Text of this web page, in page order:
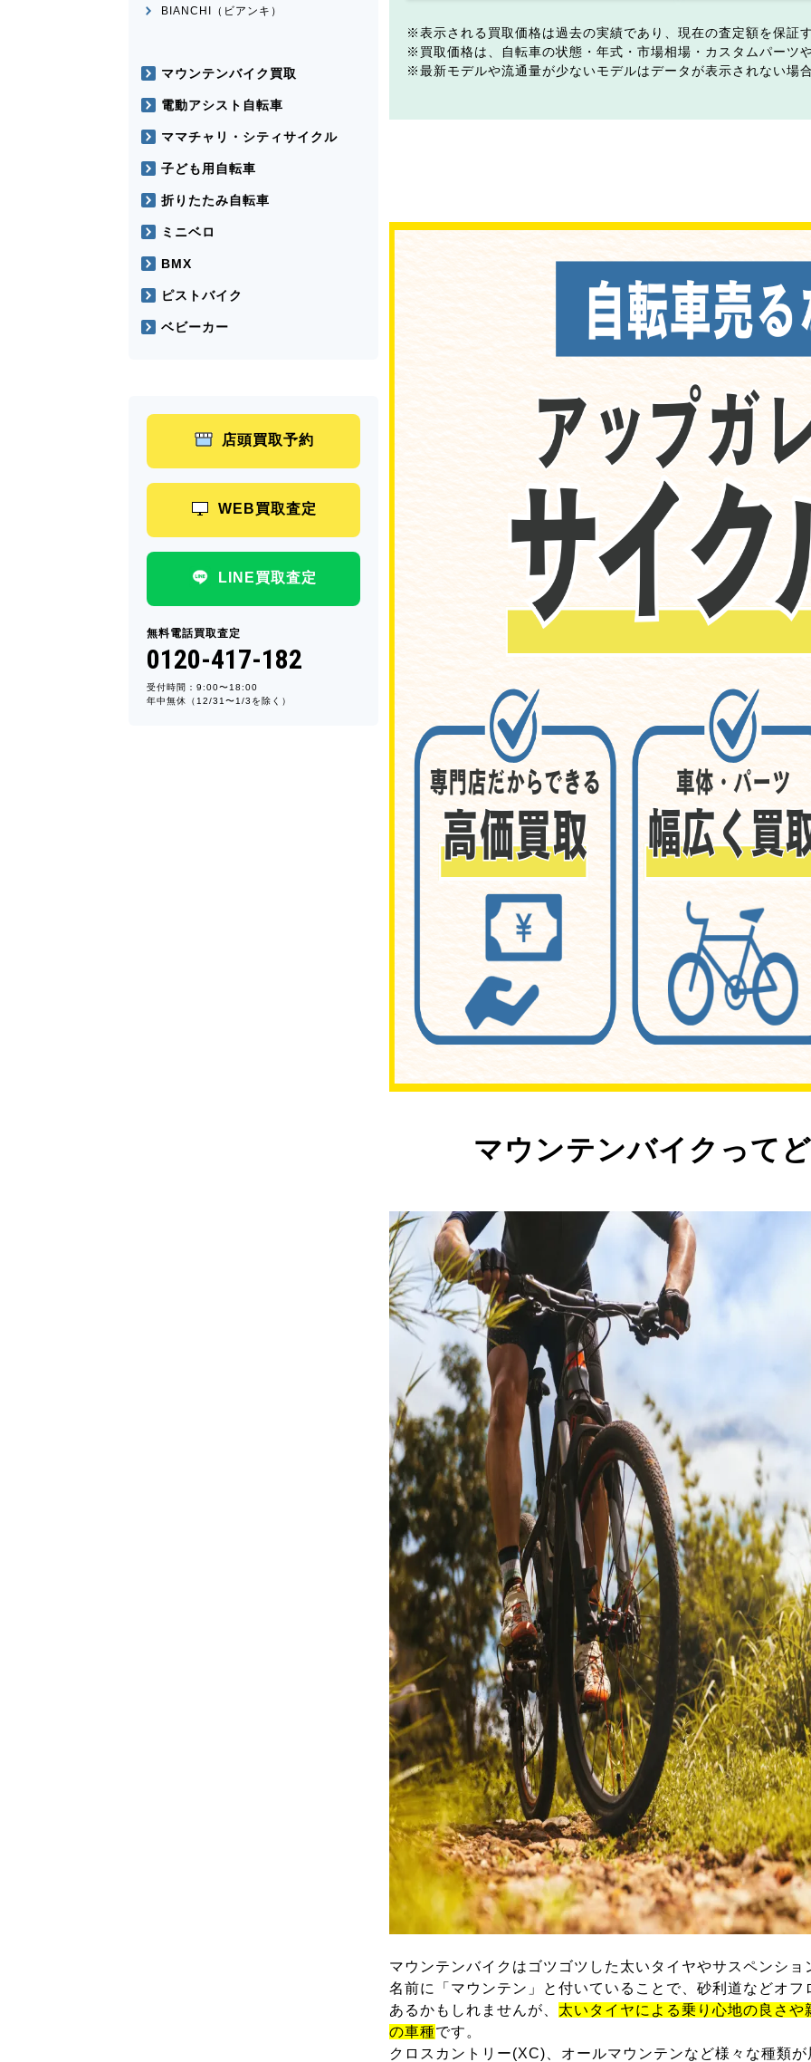
表示される買取価格は過去の実績であり、現在の査定額を保証
買取価格は、自転車の状態・年式・市場相場・カスタムパーツ
最新モデルや流通量が少ないモデルはデータが表示されない場
マウンテンバイクって
マウンテンバイクはゴツゴツした太いタイヤやサスペンシ
名前に「マウンテン」と付いていることで、砂利道などオ
あるかもしれませんが、 太いタイヤによる乗り心地の良さ
の車種です。
クロスカントリー(XC)、オールマウンテンなど様々な種類
BIANCHI（ビアンキ）
マウンテンバイク買取
電動アシスト自転車
ママチャリ・シティサイクル
子ども用自転車
折りたたみ自転車
ミニベロ
BMX
ピストバイク
ベビーカー
店頭買取予約
WEB買取査定
LINE買取査定
無料電話買取査定
0120-417-182
受付時間：9:00〜18:00
年中無休（12/31〜1/3を除く）